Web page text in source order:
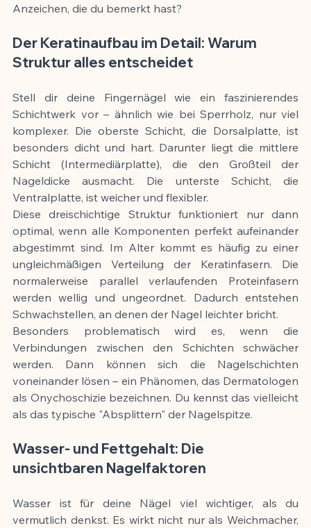
Anzeichen, die du bemerkt hast?
Der Keratinaufbau im Detail: Warum
Struktur alles entscheidet
Stell dir deine Fingernägel wie ein faszinierendes
Schichtwerk vor – ähnlich wie bei Sperrholz, nur viel
komplexer. Die oberste Schicht, die Dorsalplatte, ist
besonders dicht und hart. Darunter liegt die mittlere
Schicht (Intermediärplatte), die den Großteil der
Nageldicke ausmacht. Die unterste Schicht, die
Ventralplatte, ist weicher und flexibler.
Diese dreischichtige Struktur funktioniert nur dann
optimal, wenn alle Komponenten perfekt aufeinander
abgestimmt sind. Im Alter kommt es häufig zu einer
ungleichmäßigen Verteilung der Keratinfasern. Die
normalerweise parallel verlaufenden Proteinfasern
werden wellig und ungeordnet. Dadurch entstehen
Schwachstellen, an denen der Nagel leichter bricht.
Besonders problematisch wird es, wenn die
Verbindungen zwischen den Schichten schwächer
werden. Dann können sich die Nagelschichten
voneinander lösen – ein Phänomen, das Dermatologen
als Onychoschizie bezeichnen. Du kennst das vielleicht
als das typische "Absplittern" der Nagelspitze.
Wasser- und Fettgehalt: Die
unsichtbaren Nagelfaktoren
Wasser ist für deine Nägel viel wichtiger, als du
vermutlich denkst. Es wirkt nicht nur als Weichmacher,